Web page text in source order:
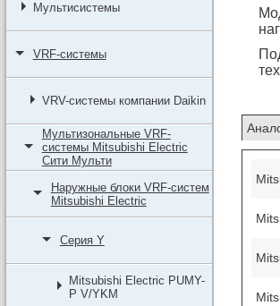
Мультисистемы
VRF-системы
VRV-системы компании Daikin
Мультизональные VRF-
системы Mitsubishi Electric
Сити Мульти
Наружные блоки VRF-систем
Мitsubishi Еlectric
Серия Y
Mitsubishi Electric PUMY-
P V/YKM